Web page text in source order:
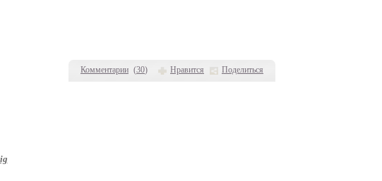
Комментарии (30) Нравится Поделиться